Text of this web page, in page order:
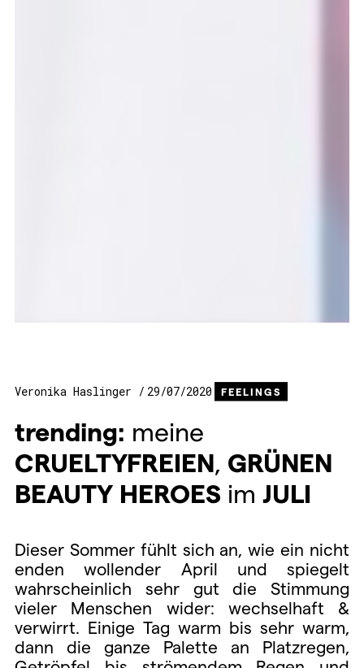
Veronika Haslinger 29/07/2020 FEELINGS
trending: meine
CRUELTYFREIEN, GRÜNEN
BEAUTY HEROES im JULI
Dieser Sommer fühlt sich an, wie ein nicht
enden wollender April und spiegelt
wahrscheinlich sehr gut die Stimmung
vieler Menschen wider: wechselhaft &
verwirrt. Einige Tag warm bis sehr warm,
dann die ganze Palette an Platzregen,